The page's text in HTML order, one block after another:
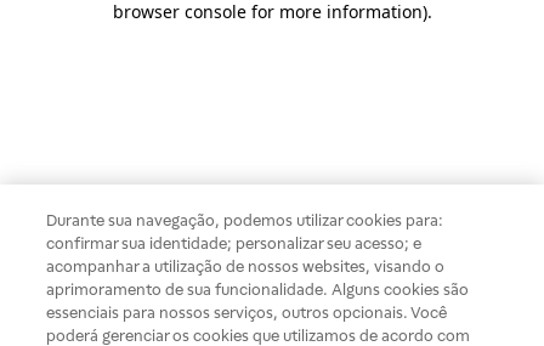
browser console for more information).
Durante sua navegação, podemos utilizar cookies para:
confirmar sua identidade; personalizar seu acesso; e
acompanhar a utilização de nossos websites, visando o
aprimoramento de sua funcionalidade. Alguns cookies são
essenciais para nossos serviços, outros opcionais. Você
poderá gerenciar os cookies que utilizamos de acordo com